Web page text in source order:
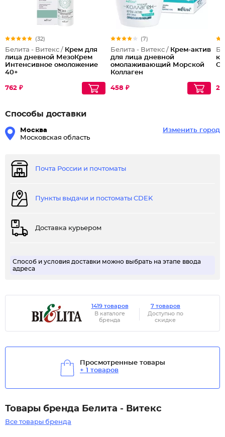
(32)
Белита - Витекс / Крем для
лица дневной МезоКрем
Интенсивное омоложение
40+
762 ₽
(7)
Белита - Витекс / Крем-актив
для лица дневной
омолаживающий Морской
Коллаген
458 ₽
Способы доставки
Москва
Московская область
Изменить город
Почта России и почтоматы
Пункты выдачи и постоматы CDEK
Доставка курьером
Способ и условия доставки можно выбрать на этапе ввода
адреса
1419 товаров
В каталоге
бренда
7 товаров
Доступно по
скидке
Просмотренные товары
+ 1 товаров
Товары бренда Белита - Витекс
Все товары бренда